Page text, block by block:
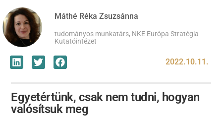
Máthé Réka Zsuzsánna
tudományos munkatárs, NKE Európa Stratégia
Kutatóintézet
2022.10.11.
Egyetértünk, csak nem tudni, hogyan
valósítsuk meg